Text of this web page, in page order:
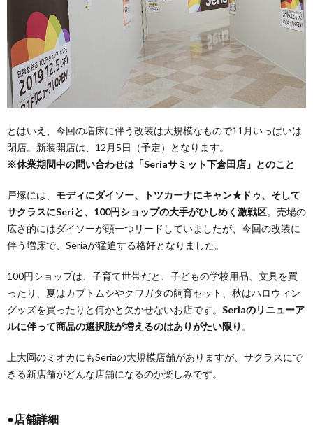
とはいえ、今回の増床に伴う改装は大規模なもので11月いっぱいは
閉店。新装開店は、12月5日（予定）となります。
※休業期間中の問い合わせは「Seriaサミット下倉田店」とのこと
戸塚には、 モディにダイソー、トツカーナにキャン★ドゥ、そして
サクラスにSeriと、100円ショップの大手がひしめく激戦区。売場の
広さ的にはダイソーが頭一つリードしていましたが、今回の改装に
伴う増床で、Seriaが猛追する格好となりました。
100円ショップは、子育て世帯だと、子どもの学校用品、文具を買
ったり、夏はカブトムシやクワガタの飼育セット、秋はハロウィン
グッズを買ったりと何かと欠かせないお店です。 Seriaのリニューア
ルに伴って商品の選択肢が増えるのはありがたい限り 。
上大岡のミオカにもSeriaの大規模店舗がありますが、サクラスにで
きる新店舗がどんな店舗になるのか楽しみです。
●店舗詳細